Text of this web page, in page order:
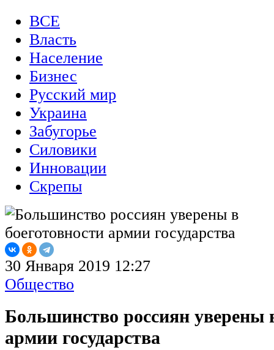
ВСЕ
Власть
Население
Бизнес
Русский мир
Украина
Забугорье
Силовики
Инновации
Скрепы
30 Января 2019 12:27
Общество
Большинство россиян уверены
армии государства